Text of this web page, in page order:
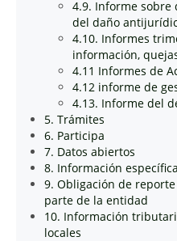
4.9. Informe sobre
del daño
4.10. Informes
información,
4.11 Informes de
4.12 informe de
4.13. Informe del
5. Trámites
6. Participa
7. Datos abiertos
8. Información
9. Obligación de
parte de la entidad
10. Información
locales